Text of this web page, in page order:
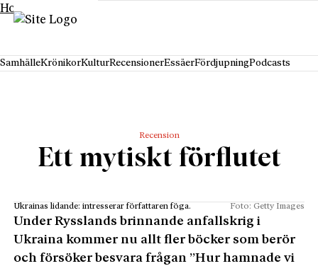
Hoppa till innehåll
SamhälleKrönikorKulturRecensionerEssäerFördjupningPodcasts
Recension
Ett mytiskt förflutet
Ukrainas lidande: intresserar författaren föga. Foto: Getty Images
Under Rysslands brinnande anfallskrig i
Ukraina kommer nu allt fler böcker som berör
och försöker besvara frågan ”Hur hamnade vi